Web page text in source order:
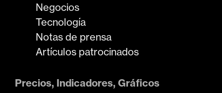
Negocios
Tecnología
Notas de prensa
Artículos patrocinados
Precios, Indicadores, Gráficos